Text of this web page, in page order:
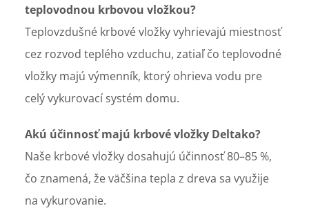
teplovodnou krbovou vložkou?
Teplovzdušné krbové vložky vyhrievajú miestnosť
cez rozvod teplého vzduchu, zatiaľ čo teplovodné
vložky majú výmenník, ktorý ohrieva vodu pre
celý vykurovací systém domu.
Akú účinnosť majú krbové vložky Deltako?
Naše krbové vložky dosahujú účinnosť 80–85 %,
čo znamená, že väčšina tepla z dreva sa využije
na vykurovanie.